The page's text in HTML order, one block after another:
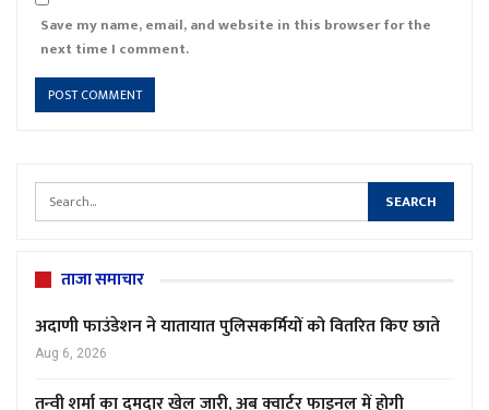
Save my name, email, and website in this browser for the
next time I comment.
ताजा समाचार
अदाणी फाउंडेशन ने यातायात पुलिसकर्मियों को वितरित किए छाते
Aug 6, 2026